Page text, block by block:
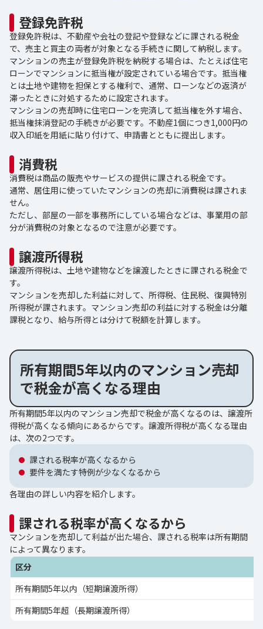
登録免許税
登録免許税は、不動産や会社の登記や登録などに課される税金
で、売主と買主の両者が対象となる手続きに関して納税します。
マンションの売主が登録免許税を納税する場合は、たとえば住宅
ローンでマンションに抵当権が設定されている場合です。抵当権
とは土地や建物を担保とする権利で、通常、ローンなどの返済が
滞ったときに対処するために設定されます。
マンションの売却時に住宅ローンを完済して抵当権を外す場合、
抵当権抹消登記の手続きが必要です。不動産1個につき1,000円の
収入印紙を用紙に貼り付けて、申請書とともに提出します。
消費税
消費税は商品の販売やサービスの提供に課される税金です。
通常、居住用に使っていたマンションの売却に消費税は課されま
せん。
ただし、部屋の一部を事務所にしている場合などは、事業用の部
分が消費税の対象となるので注意が必要です。
譲渡所得税
譲渡所得税は、土地や建物などを譲渡したときに課される税金で
す。
マンションを売却した利益に対して、所得税、住民税、復興特別
所得税が課されます。マンション売却の利益に対する税金は分離
課税となり、給与所得とは分けて税額を計算します。
所有期間5年以内のマンション売却
で税金が高くなる理由
所有期間5年以内のマンション売却で税金が高くなるのは、譲渡所
得税が高くなる傾向にあるからです。譲渡所得税が高くなる理由
は、次の2つです。
課される税率が高くなるから
要件を満たす特例が少なくなるから
各理由の詳しい内容を紹介します。
課される税率が高くなるから
マンションを売却して利益が出た場合、課される税率は所有期間
によって異なります。
区分
所有期間5年以内（短期譲渡所得）
所有期間5年超（長期譲渡所得）